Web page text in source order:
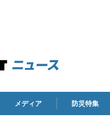
メディア 防災特集